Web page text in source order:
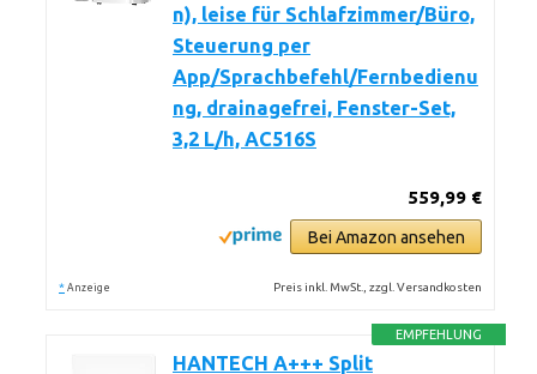
n), leise für Schlafzimmer/Büro,
Steuerung per
App/Sprachbefehl/Fernbedienu
ng, drainagefrei, Fenster-Set,
3,2 L/h, AC516S
559,99 €
Bei Amazon ansehen
* Anzeige Preis inkl. MwSt., zzgl. Versandkosten
EMPFEHLUNG
HANTECH A+++ Split